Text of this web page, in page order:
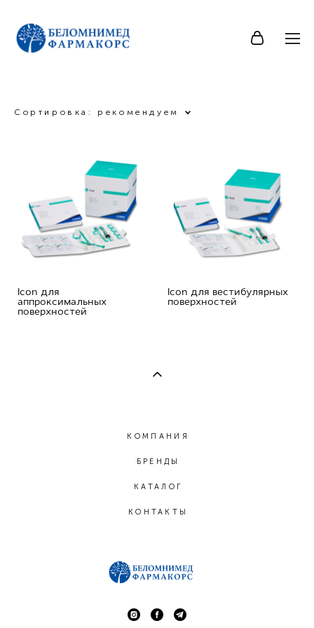
Сортировка: рекомендуем
Icon для
аппроксимальных
поверхностей
Icon для вестибулярных
поверхностей
КОМПАНИЯ
БРЕНДЫ
КАТАЛОГ
КОНТАКТЫ